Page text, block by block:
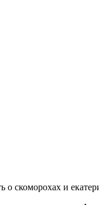
скоморохах и